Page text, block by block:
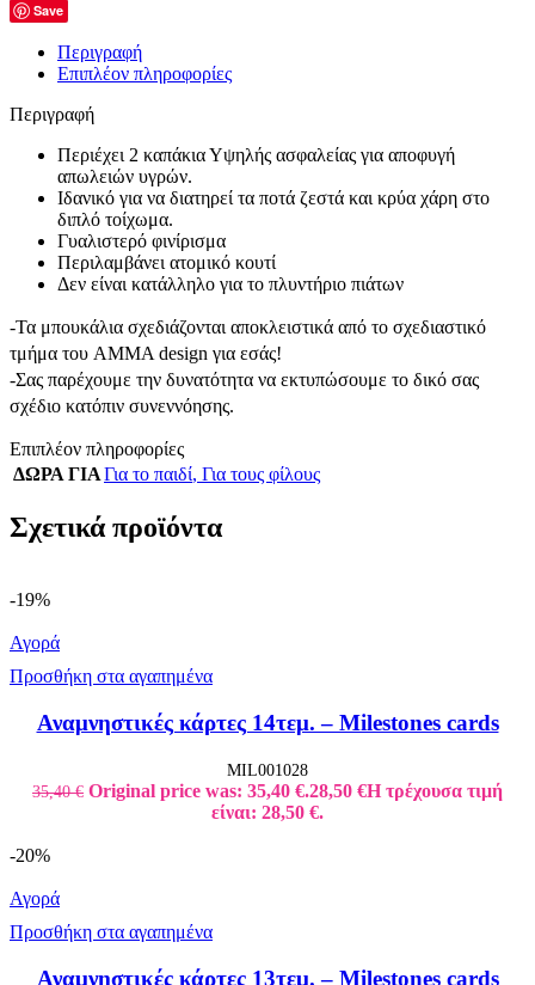
Save
Περιγραφή
Επιπλέον πληροφορίες
Περιγραφή
Περιέχει 2 καπάκια Υψηλής ασφαλείας για αποφυγή
απωλειών υγρών.
Ιδανικό για να διατηρεί τα ποτά ζεστά και κρύα χάρη στο
διπλό τοίχωμα.
Γυαλιστερό φινίρισμα
Περιλαμβάνει ατομικό κουτί
Δεν είναι κατάλληλο για το πλυντήριο πιάτων
-Τα μπουκάλια σχεδιάζονται αποκλειστικά από το σχεδιαστικό
τμήμα του AMMA design για εσάς!
-Σας παρέχουμε την δυνατότητα να εκτυπώσουμε το δικό σας
σχέδιο κατόπιν συνεννόησης.
Επιπλέον πληροφορίες
ΔΩΡΑ ΓΙΑΓια το παιδί, Για τους φίλους
Σχετικά προϊόντα
-19%
Αγορά
Προσθήκη στα αγαπημένα
Αναμνηστικές κάρτες 14τεμ. – Milestones cards
MIL001028
35,40€ Original price was: 35,40 €.28,50 €Η τρέχουσα τιμή
είναι: 28,50 €.
-20%
Αγορά
Προσθήκη στα αγαπημένα
Αναμνηστικές κάρτες 13τεμ. – Milestones cards